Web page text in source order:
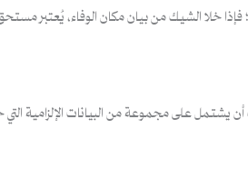
خلا الشيك من بيان مكان الوفاء، يُعتبر
يشتمل على مجموعة من البيانات الإلزامية